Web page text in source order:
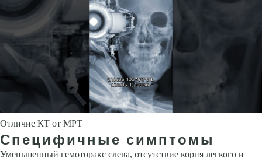
Отличие КТ от МРТ
Специфичные симптомы
Уменьшенный гемоторакс слева, отсутствие корня легкого и